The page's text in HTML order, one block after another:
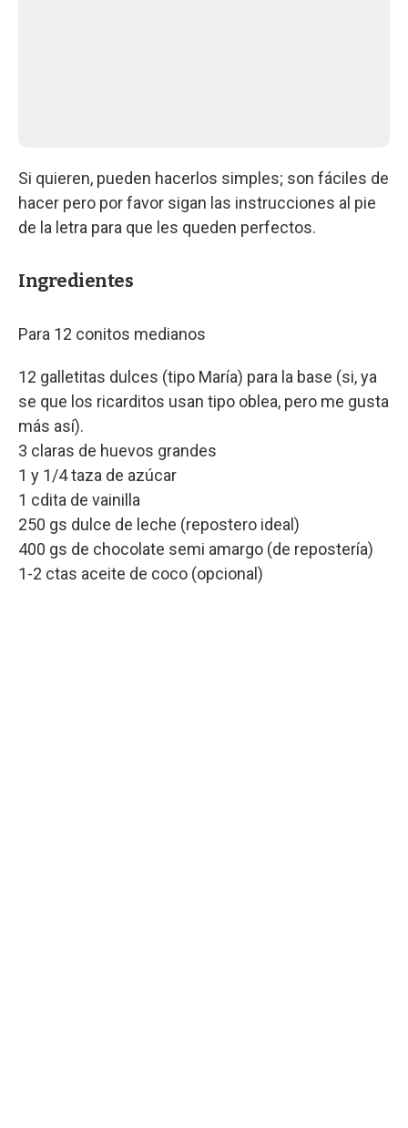
Si quieren, pueden hacerlos simples; son fáciles de
hacer pero por favor sigan las instrucciones al pie
de la letra para que les queden perfectos.
Ingredientes
Para 12 conitos medianos
12 galletitas dulces (tipo María) para la base (si, ya
se que los ricarditos usan tipo oblea, pero me gusta
más así).
3 claras de huevos grandes
1 y 1/4 taza de azúcar
1 cdita de vainilla
250 gs dulce de leche (repostero ideal)
400 gs de chocolate semi amargo (de repostería)
1-2 ctas aceite de coco (opcional)